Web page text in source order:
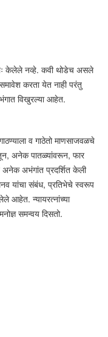
केलेले नव्हे. कवी थोडेच असले
करता येत नाही परंतु
विखुरल्या आहेत.
व गाठेतो माणसाजवळचे
अनेक पातळ्यांवरून, फार
अनेक अभंगांत प्रदर्शित केली
यांचा संबंध, प्रतिभेचे स्वरूप
आहेत. न्यायरत्नांच्या
समन्वय दिसतो.